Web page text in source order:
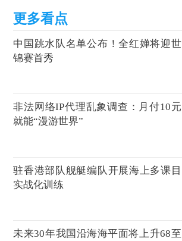
中国跳水队名单公布！全红婵将迎世
锦赛首秀
非法网络IP代理乱象调查：月付10元
就能“漫游世界”
驻香港部队舰艇编队开展海上多课目
实战化训练
未来30年我国沿海海平面将上升68至